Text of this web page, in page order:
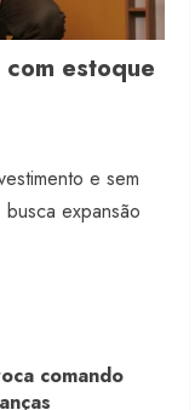
estoque
e sem
expansão
comando